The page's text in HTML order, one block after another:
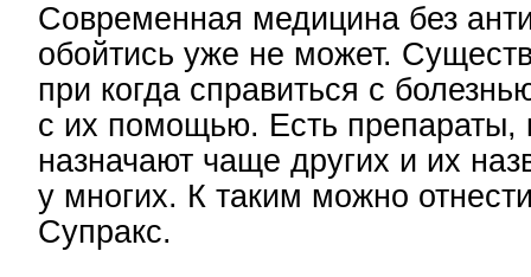
Современная медицина без
обойтись уже не может.
при когда справиться с
с их помощью. Есть препараты,
назначают чаще других и их
у многих. К таким можно
Супракс.